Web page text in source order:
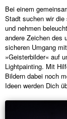
Bei einem
Stadt suchen wir
und nehmen
andere Zeichen des
sicheren Umgang
»Geisterbilder« auf
Lightpainting. Mit
Bildern dabei noch
Ideen werden Dich